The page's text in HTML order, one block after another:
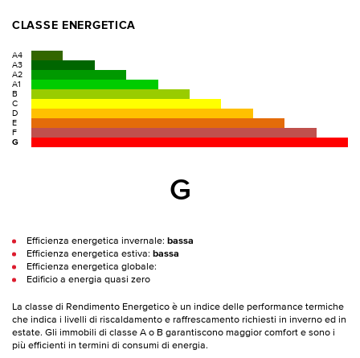
CLASSE ENERGETICA
A4
A3
A2
A1
B
C
D
E
F
G
G
Efficienza energetica invernale: bassa
Efficienza energetica estiva: bassa
Efficienza energetica globale:
Edificio a energia quasi zero
La classe di Rendimento Energetico è un indice delle performance termiche
che indica i livelli di riscaldamento e raffrescamento richiesti in inverno ed in
estate. Gli immobili di classe A o B garantiscono maggior comfort e sono i
più efficienti in termini di consumi di energia.